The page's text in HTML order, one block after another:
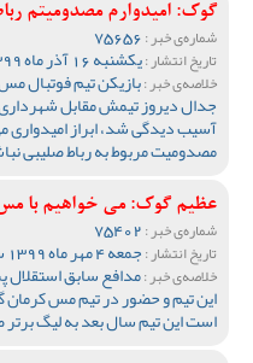
گوک: امیدوارم مصدومیتم
شماره‌ی خبر :
تاریخ انتشار :یکشنبه 16 آذر ماه 1399 ساعت 10:37
خلاصه‌ی خبر :بازیکن تیم فوتبال
جدال دیروز تیمش مقابل
آسیب دیدگی شد، ابراز امیدواری
مصدومیت مربوط به رباط صلیبی
عظیم گوک: می خواهیم با مس
شماره‌ی خبر :
تاریخ انتشار :جمعه 4 مهر ماه 1399 ساعت 18:25
خلاصه‌ی خبر :مدافع سابق استقلال
این تیم و حضور در تیم مس کرمان
است این تیم سال بعد به لیگ